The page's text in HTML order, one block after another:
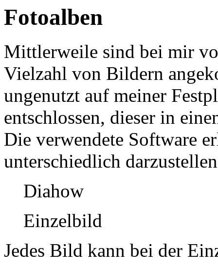
Fotoalben
Mittlerweile sind bei mir
Vielzahl von Bildern
ungenutzt auf meiner
entschlossen, dieser in
Die verwendete Software
unterschiedlich
Diahow
Einzelbild
Jedes Bild kann bei der